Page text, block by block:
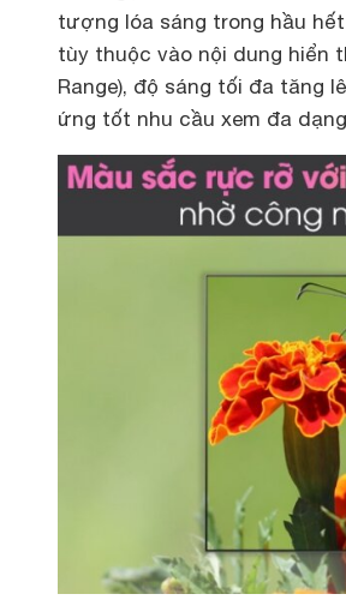
tượng lóa sáng trong hầu
tùy thuộc vào nội dung hiển
Range), độ sáng tối đa tăng
ứng tốt nhu cầu xem đa